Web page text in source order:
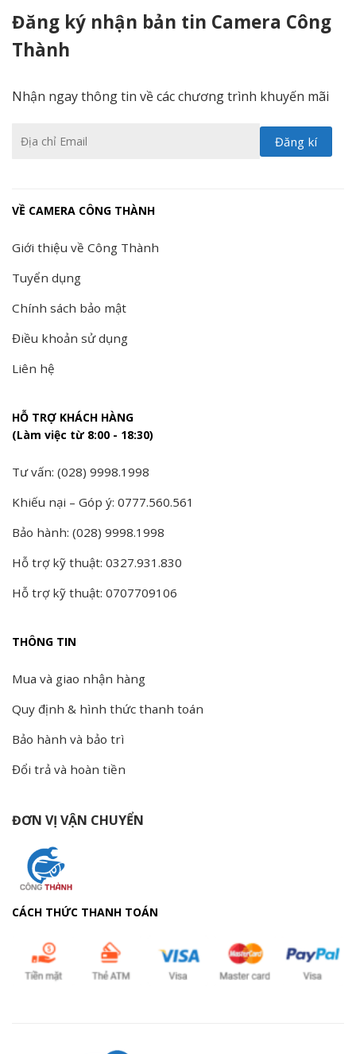
Đăng ký nhận bản tin Camera Công
Thành
Nhận ngay thông tin về các chương trình khuyến mãi
VỀ CAMERA CÔNG THÀNH
Giới thiệu về Công Thành
Tuyển dụng
Chính sách bảo mật
Điều khoản sử dụng
Liên hệ
HỖ TRỢ KHÁCH HÀNG
(Làm việc từ 8:00 - 18:30)
Tư vấn: (028) 9998.1998
Khiếu nại – Góp ý: 0777.560.561
Bảo hành: (028) 9998.1998
Hỗ trợ kỹ thuật: 0327.931.830
Hỗ trợ kỹ thuật: 0707709106
THÔNG TIN
Mua và giao nhận hàng
Quy định & hình thức thanh toán
Bảo hành và bảo trì
Đổi trả và hoàn tiền
ĐƠN VỊ VẬN CHUYỂN
CÁCH THỨC THANH TOÁN